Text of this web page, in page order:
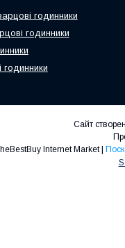
годинники
годинники
годинники
Сайт
TheBestBuy Internet Market |